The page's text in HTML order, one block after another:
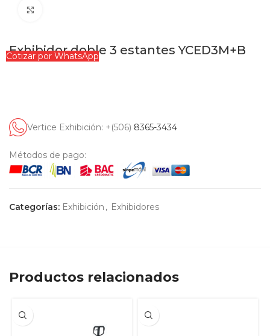
Exhibidor doble 3 estantes YCED3M+B
Cotizar por WhatsApp
Vertice Exhibición: +(506) 8365-3434
Métodos de pago:
Categorías: Exhibición , Exhibidores
Productos relacionados